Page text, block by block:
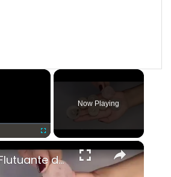
×
Now Playing
×
Velas Flutuante decorada - Como fazer